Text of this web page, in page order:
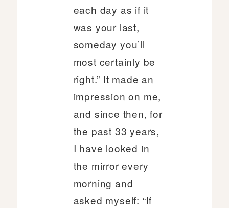
each day as if it
was your last,
someday you’ll
most certainly be
right.” It made an
impression on me,
and since then, for
the past 33 years,
I have looked in
the mirror every
morning and
asked myself: “If